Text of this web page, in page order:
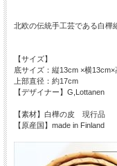
北欧の伝統手工芸である白樺
【サイズ】
底サイズ：縦13cm ×横13cm×
上部直径：約17cm
【デザイナー】G,Lottanen
【素材】白樺の皮 現行品
【原産国】made in Finland